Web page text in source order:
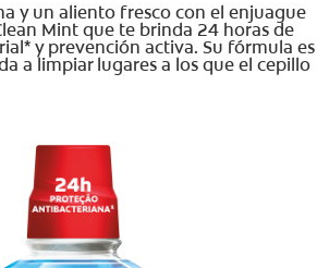
y un aliento fresco con el enjuague
Mint que te brinda 24 horas de
y prevención activa. Su fórmula es
a limpiar lugares a los que el cepillo